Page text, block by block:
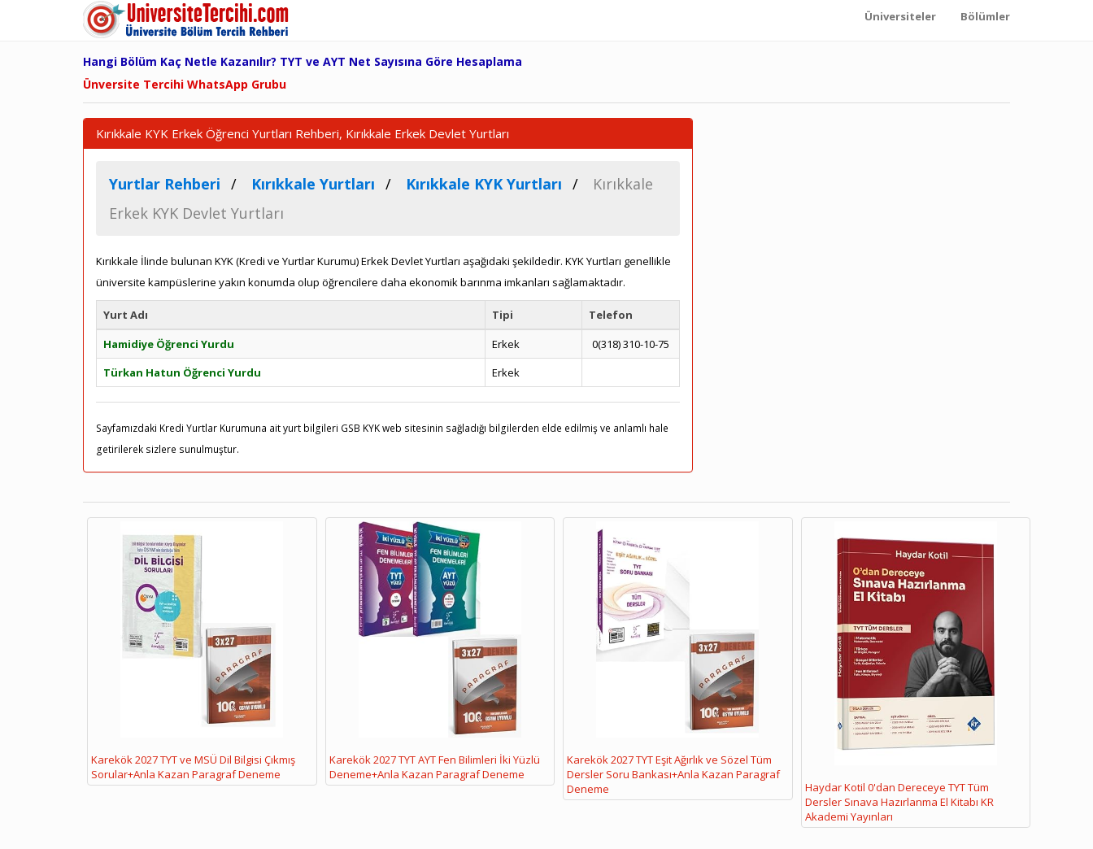
Üniversiteler Bölümler
Hangi Bölüm Kaç Netle Kazanılır? TYT ve AYT Net Sayısına Göre Hesaplama
Ünversite Tercihi WhatsApp Grubu
Kırıkkale KYK Erkek Öğrenci Yurtları Rehberi, Kırıkkale Erkek Devlet Yurtları
Yurtlar Rehberi Kırıkkale Yurtları Kırıkkale KYK Yurtları
Kırıkkale
Erkek KYK Devlet Yurtları
Kırıkkale İlinde bulunan KYK (Kredi ve Yurtlar Kurumu) Erkek Devlet Yurtları aşağıdaki şekildedir. KYK Yurtları genellikle
üniversite kampüslerine yakın konumda olup öğrencilere daha ekonomik barınma imkanları sağlamaktadır.
Yurt Adı Tipi
Telefon
Hamidiye Öğrenci Yurdu
Erkek
0(318) 310-10-75
Türkan Hatun Öğrenci Yurdu
Erkek
Sayfamızdaki Kredi Yurtlar Kurumuna ait yurt bilgileri GSB KYK web sitesinin sağladığı bilgilerden elde edilmiş ve anlamlı hale
getirilerek sizlere sunulmuştur.
Karekök 2027 TYT ve MSÜ Dil Bilgisi Çıkmış
Sorular+Anla Kazan Paragraf Deneme
Karekök 2027 TYT AYT Fen Bilimleri İki Yüzlü
Deneme+Anla Kazan Paragraf Deneme
Karekök 2027 TYT Eşit Ağırlık ve Sözel Tüm
Dersler Soru Bankası+Anla Kazan Paragraf
Deneme
Haydar Kotil 0'dan Dereceye TYT Tüm
Dersler Sınava Hazırlanma El Kitabı KR
Akademi Yayınları